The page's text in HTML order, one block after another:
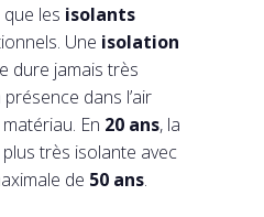
que les isolants
Une isolation
dure jamais très
présence dans l’air
En 20 ans, la
plus très isolante avec
de 50 ans.